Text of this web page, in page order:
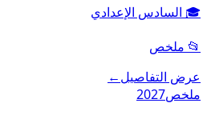
🎓 السادس الإعدادي
📂 ملخص
عرض التفاصيل←
ملخص2027